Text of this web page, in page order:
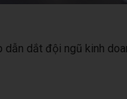
dắt đội ngũ kinh